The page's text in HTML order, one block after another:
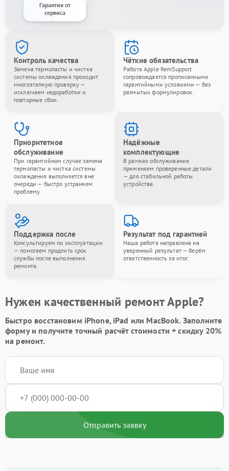
Гарантия от
сервиса
Контроль качества
Замена термопасты и чистка
системы охлаждения проходит
многоэтапную проверку —
исключаем недоработки и
повторные сбои.
Чёткие обязательства
Работа Apple RemSupport
сопровождается прописанными
гарантийными условиями — без
размытых формулировок.
Приоритетное
обслуживание
При гарантийном случае замена
термопасты и чистка системы
охлаждения выполняется вне
очереди — быстро устраняем
проблему.
Надёжные
комплектующие
В рамках обслуживания
применяем проверенные детали
— для стабильной работы
устройства.
Поддержка после
Консультируем по эксплуатации
— помогаем продлить срок
службы после выполнения
ремонта.
Результат под гарантией
Наша работа направлена на
уверенный результат — берём
ответственность за итог.
Нужен качественный ремонт Apple?
Быстро восстановим iPhone, iPad или MacBook. Заполните
формуи получите точный расчёт стоимости +скидку 20%
на ремонт.
Отправить заявку